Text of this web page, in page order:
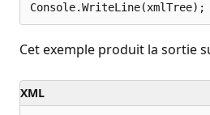
Cet exemple produit la sortie
XML